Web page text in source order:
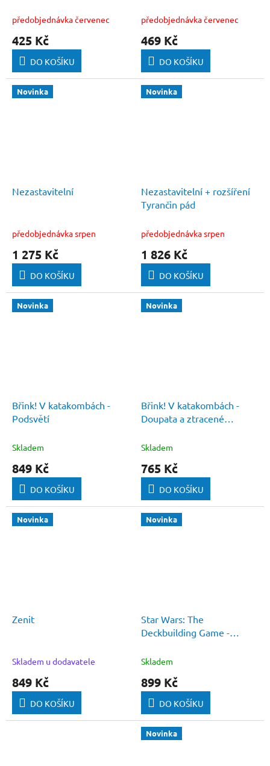
předobjednávka červenec
425 Kč
DO KOŠÍKU
předobjednávka červenec
469 Kč
DO KOŠÍKU
Novinka
Nezastavitelní
předobjednávka srpen
1 275 Kč
DO KOŠÍKU
Novinka
Nezastavitelní + rozšíření
Tyrančin pád
předobjednávka srpen
1 826 Kč
DO KOŠÍKU
Novinka
Břink! V katakombách -
Podsvětí
Skladem
849 Kč
DO KOŠÍKU
Novinka
Břink! V katakombách -
Doupata a ztracené
Skladem
765 Kč
DO KOŠÍKU
Novinka
Zenit
Skladem u dodavatele
849 Kč
DO KOŠÍKU
Novinka
Star Wars: The
Deckbuilding Game -
Posily
Skladem
899 Kč
DO KOŠÍKU
Novinka